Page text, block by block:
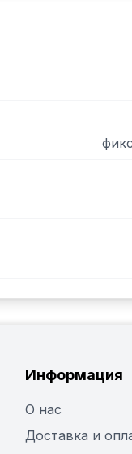
Информация
О нас
Доставка и